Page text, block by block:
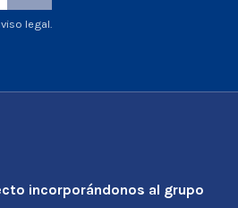
legal.
incorporándonos al grupo